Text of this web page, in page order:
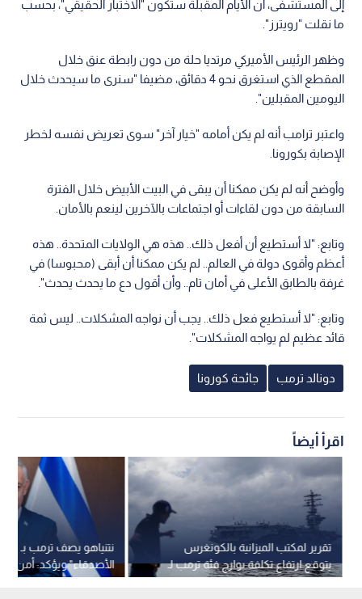
إلى المستشفى، أن الأيام المقبلة ستكون "الاختبار الحقيقي"، بحسب
ما نقلت "رويترز".
وظهر الرئيس الأميركي مرتديا حلة من دون رابطة عنق خلال
المقطع الذي استغرق نحو 4 دقائق، مضيفا "سنرى ما سيحدث خلال
اليومين المقبلين".
واعتبر ترامب أنه لم يكن أمامه "خيار آخر" سوى تعريض نفسه لخطر
الإصابة بكورونا.
وأوضح أنه لم يكن ممكنا أن يبقى في البيت الأبيض خلال الفترة
السابقة من دون لقاءات أو اجتماعات بالآخرين لينعم بالأمان.
وتابع: "لا أستطيع أن أفعل ذلك.. هذه هي الولايات المتحدة.. هذه
أعظم وأقوى دولة في العالم.. لم يكن ممكنا أن أبقى (محبوسا) في
غرفة بالطابق الأعلى في أمان تام.. وأن أقول دع ما يحدث يحدث".
وتابع: "لا أستطيع فعل ذلك.. يجب أن نواجه المشكلات.. ليس ثمة
قائد عظيم لم يواجه المشكلات".
دونالد ترمب جائحة كورونا
اقرأ أيضاً
نتنياهو يصف ترمب بـ
الأصدقاء" ويؤكد: أمن
محل تفاوض
تقرير لمكتب الميزانية بالكونغرس
يتوقع ارتفاع تكلفة بوارج فئة ترمب لـ
275 مليار دولار